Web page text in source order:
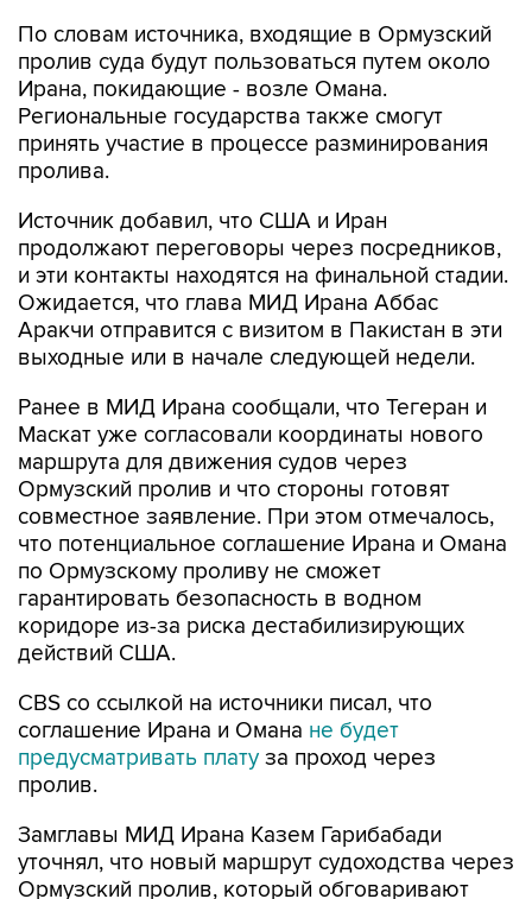
По словам источника, входящие в Ормузский
пролив суда будут пользоваться путем около
Ирана, покидающие - возле Омана.
Региональные государства также смогут
принять участие в процессе разминирования
пролива.
Источник добавил, что США и Иран
продолжают переговоры через посредников,
и эти контакты находятся на финальной стадии.
Ожидается, что глава МИД Ирана Аббас
Аракчи отправится с визитом в Пакистан в эти
выходные или в начале следующей недели.
Ранее в МИД Ирана сообщали, что Тегеран и
Маскат уже согласовали координаты нового
маршрута для движения судов через
Ормузский пролив и что стороны готовят
совместное заявление. При этом отмечалось,
что потенциальное соглашение Ирана и Омана
по Ормузскому проливу не сможет
гарантировать безопасность в водном
коридоре из-за риска дестабилизирующих
действий США.
CBS со ссылкой на источники писал, что
соглашение Ирана и Омана не будет
предусматривать плату за проход через
пролив.
Замглавы МИД Ирана Казем Гарибабади
уточнял, что новый маршрут судоходства через
Ормузский пролив, который обговаривают